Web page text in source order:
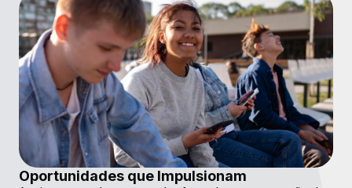
Oportunidades que Impulsionam